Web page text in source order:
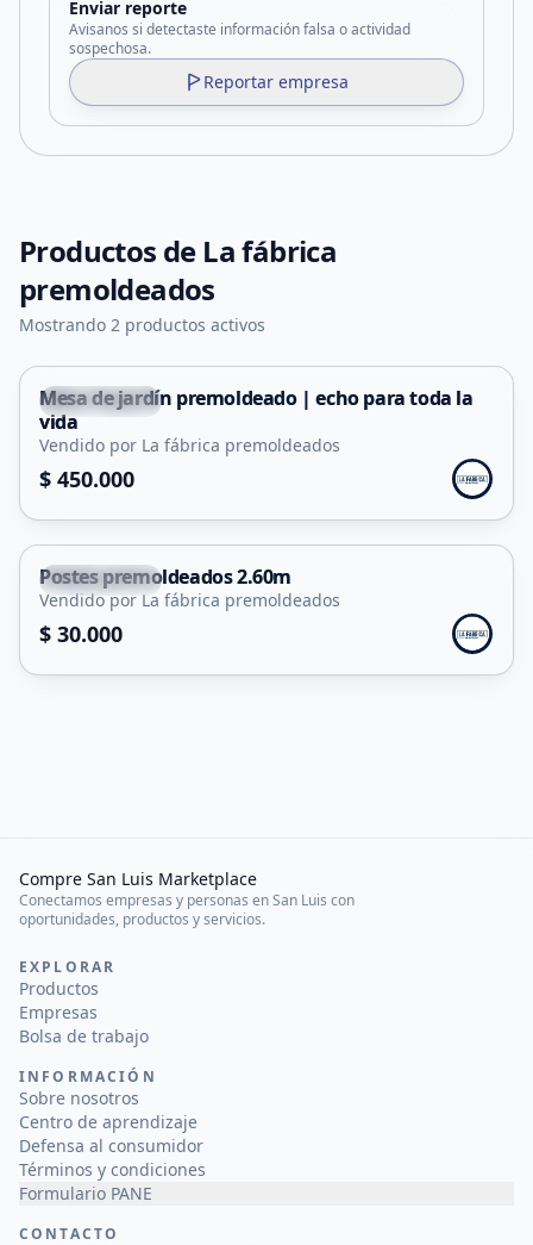
Enviar reporte
Avisanos si detectaste información falsa o actividad
sospechosa.
Reportar empresa
Productos de La fábrica
premoldeados
Mostrando 2 productos activos
Carpintería
Mesa de jardín premoldeado | echo para toda la
vida
Vendido por La fábrica premoldeados
$ 450.000
Carpintería
Postes premoldeados 2.60m
Vendido por La fábrica premoldeados
$ 30.000
Compre San Luis Marketplace
Conectamos empresas y personas en San Luis con
oportunidades, productos y servicios.
EXPLORAR
Productos
Empresas
Bolsa de trabajo
INFORMACIÓN
Sobre nosotros
Centro de aprendizaje
Defensa al consumidor
Términos y condiciones
Formulario PANE
CONTACTO